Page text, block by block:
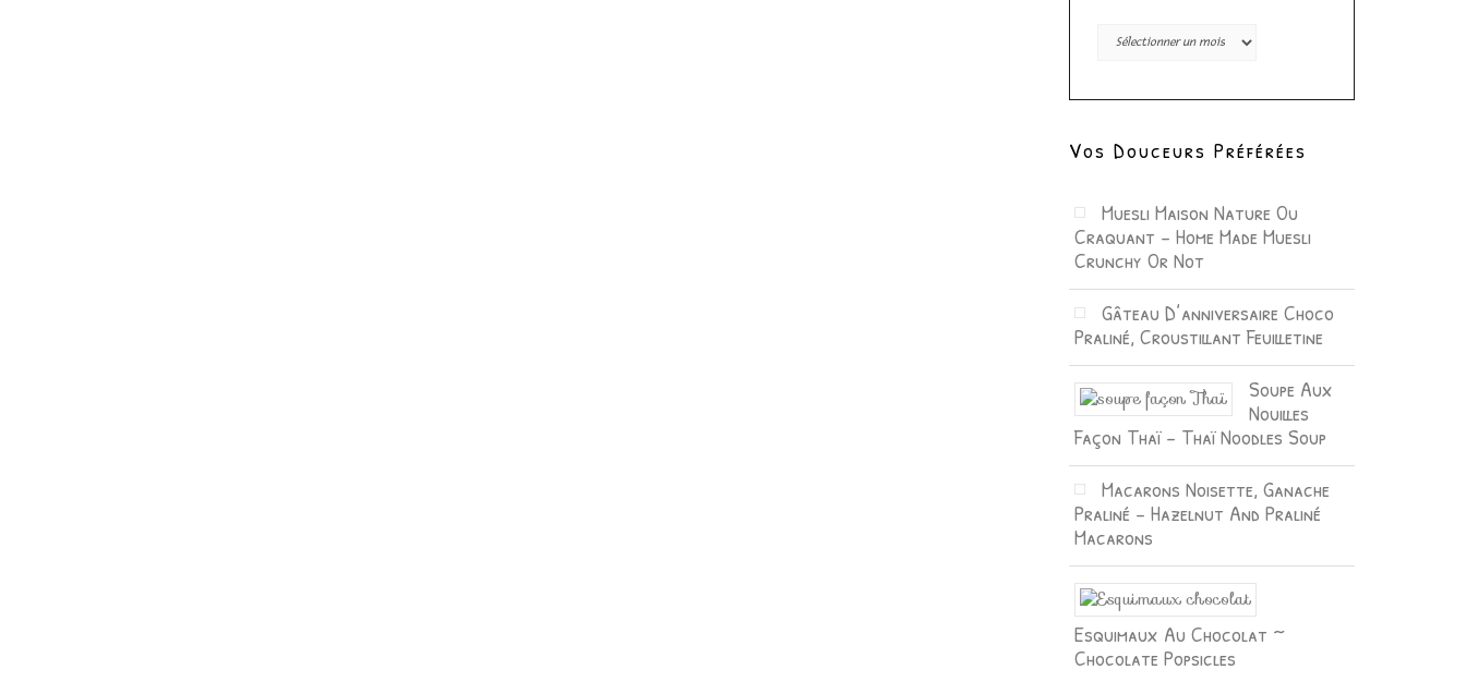
Archives
Vos Douceurs Préférées
Muesli Maison Nature Ou
Craquant – Home Made Muesli
Crunchy Or Not
Gâteau D’anniversaire Choco
Praliné, Croustillant Feuilletine
Soupe Aux
Nouilles
Façon Thaï – Thaï Noodles Soup
Macarons Noisette, Ganache
Praliné – Hazelnut And Praliné
Macarons
Esquimaux Au Chocolat ~
Chocolate Popsicles